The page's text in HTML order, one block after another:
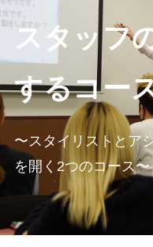
スタッフ
するコー
〜スタイリストとア
を開く2つのコース〜